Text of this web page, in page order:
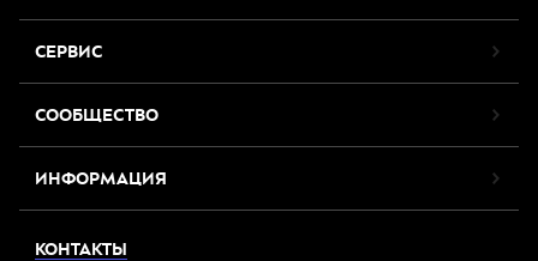
СЕРВИС
СООБЩЕСТВО
ИНФОРМАЦИЯ
КОНТАКТЫ